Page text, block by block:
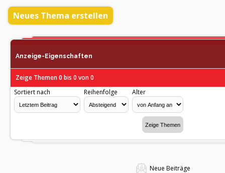
Neues Thema erstellen
Anzeige-Eigenschaften
Zeige Themen 0 bis 0 von 0
Sortiert nach
Reihenfolge Alter
Neue Beiträge